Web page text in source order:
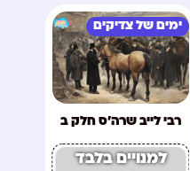
ימים של צדיקים
רבי לייב שרה'ס חלק ב
למנויים בלבד